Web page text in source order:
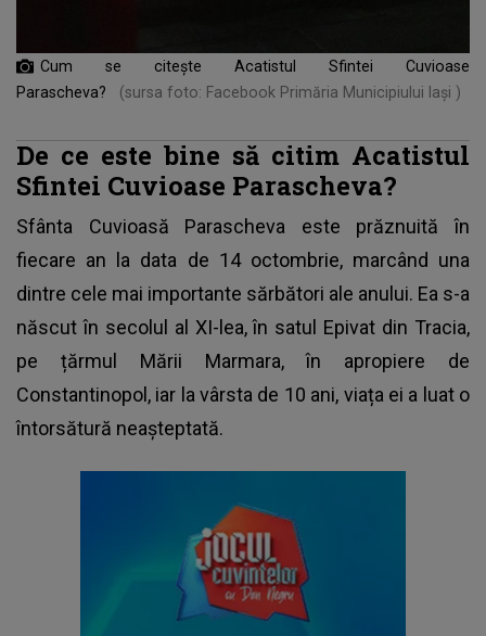
Cum se citește Acatistul Sfintei Cuvioase
Parascheva?
(sursa foto: Facebook Primăria Municipiului Iași )
De ce este bine să citim Acatistul
Sfintei Cuvioase Parascheva?
Sfânta Cuvioasă Parascheva este prăznuită în
fiecare an la data de 14 octombrie, marcând una
dintre cele mai importante sărbători ale anului. Ea s-a
născut în secolul al XI-lea, în satul Epivat din Tracia,
pe țărmul Mării Marmara, în apropiere de
Constantinopol, iar la vârsta de 10 ani, viața ei a luat o
întorsătură neașteptată.